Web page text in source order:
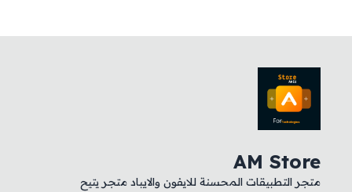
AM Store
متجر التطبيقات المحسنة للايفون والايباد متجر يتيح